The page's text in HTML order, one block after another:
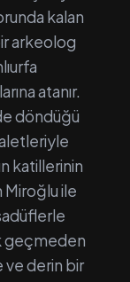
kalan
arkeolog
atanır.
döndüğü
katillerinin
Miroğlu ile
geçmeden
ve derin bir